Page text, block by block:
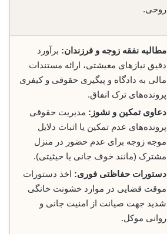
روحی.
مطالبه نفقه زوجه و فرزندان: برآورد
دقیق نیازهای معیشتی، ارائه مستندات
مالی به دادگاه و پیگیری حقوقی و کیفری
پرونده‌های ترک انفاق.
دعاوی تمکین و نشوز: مدیریت حقوقی
پرونده‌های عدم تمکین یا اثبات دلایل
موجه زوجه برای عدم حضور در منزل
مشترک (مانند خوف جانی یا حیثیتی).
دستورات حفاظتی فوری: اخذ دستورات
موقت قضایی در موارد خشونت خانگی
شدید جهت صیانت از امنیت جانی و
روانی موکل.